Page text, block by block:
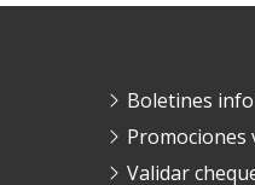
Boletines
Promociones
Validar